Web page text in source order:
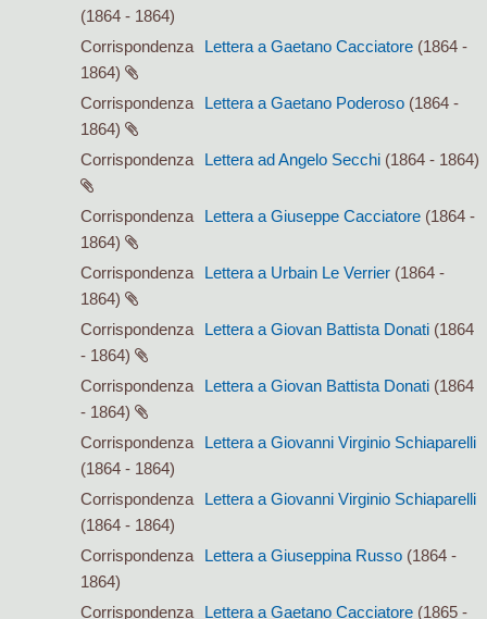
(1864 - 1864)
Corrispondenza
Lettera a Gaetano Cacciatore (1864 -
1864)
Corrispondenza
Lettera a Gaetano Poderoso (1864 -
1864)
Corrispondenza
Lettera ad Angelo Secchi (1864 - 1864)
Corrispondenza Lettera a Giuseppe Cacciatore (1864 -
1864)
Corrispondenza
Lettera a Urbain Le Verrier (1864 -
1864)
Corrispondenza
Lettera a Giovan Battista Donati (1864
- 1864)
Corrispondenza
Lettera a Giovan Battista Donati (1864
- 1864)
Corrispondenza
Lettera a Giovanni Virginio Schiaparelli
(1864 - 1864)
Corrispondenza
Lettera a Giovanni Virginio Schiaparelli
(1864 - 1864)
Corrispondenza
Lettera a Giuseppina Russo (1864 -
1864)
Corrispondenza
Lettera a Gaetano Cacciatore (1865 -